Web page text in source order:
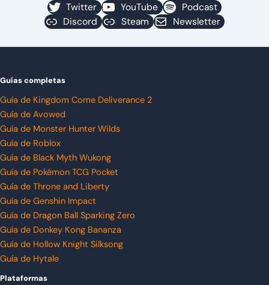
Twitter YouTube
Podcast
Discord
Steam Newsletter
Guías completas
Guía de Kingdom Come Deliverance 2
Guía de Avowed
Guía de Monster Hunter Wilds
Guía de Roblox
Guía de Black Myth Wukong
Guía de Pokémon TCG Pocket
Guía de Throne and Liberty
Guía de Genshin Impact
Guía de Dragon Ball Sparking Zero
Guía de Donkey Kong Bananza
Guía de Hollow Knight Silksong
Guía de Hytale
Plataformas